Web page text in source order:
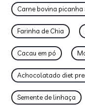
Carne bovina picanha
Farinha de Chia
Cacau em pó
Achocolatado diet
Semente de linhaça